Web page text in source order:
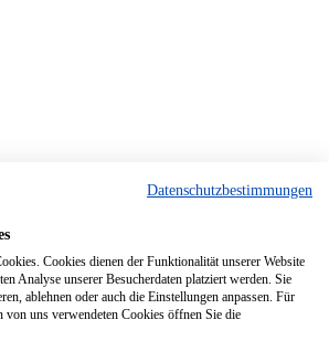
Datenschutzbestimmungen
Cookies dienen der Funktionalität unserer Website
Analyse unserer Besucherdaten platziert werden. Sie
ablehnen oder auch die Einstellungen anpassen. Für
von uns verwendeten Cookies öffnen Sie die